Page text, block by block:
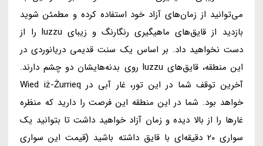
می‌توانید از زمان‌های آزاد خود استفاده کرده و مطمئن شوید
بازدید از قایق‌های ماهیگیری رنگارنگ و زیبای luzzu را از
دست نخواهید داد. بر اساس یک سنت قدیمی دریانوردی در
این منطقه، قایق‌های luzzu روی بدنه‌هایشان دو چشم دارند.
آخرین توقف شما در این تور، غار آبی در Wied iż-Żurrieq
خواهد بود. شما در این منطقه این فرصت را دارید که منظره
غارها را از بالا دیده و زمان آزاد خواهید داشت تا بتوانید یک
سواری 20 دقیقه‌ای با قایق داشته باشید (قیمت این سواری